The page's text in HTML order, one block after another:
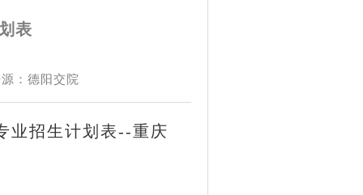
表
：德阳交院
业招生计划表--重庆